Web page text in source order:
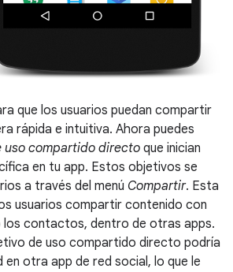
que los usuarios puedan compartir
rápida e intuitiva. Ahora puedes
uso compartido directo que inician
en tu app. Estos objetivos se
a través del menú Compartir. Esta
usuarios compartir contenido con
los contactos, dentro de otras apps.
de uso compartido directo podría
en otra app de red social, lo que le